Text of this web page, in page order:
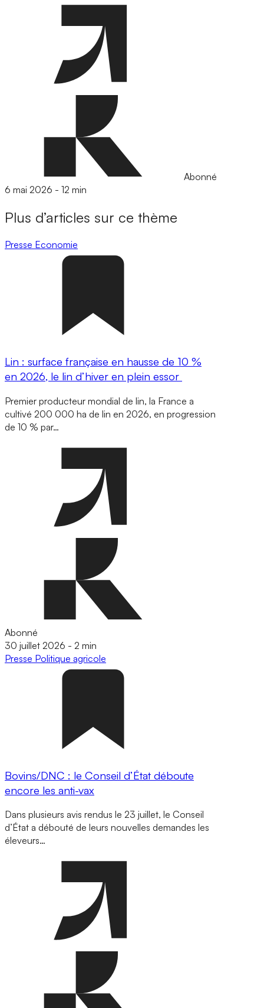
Abonné
6 mai 2026 - 12 min
Plus d’articles sur ce thème
Presse Economie
Lin : surface française en hausse de 10 %
en 2026, le lin d’hiver en plein essor
Premier producteur mondial de lin, la France a
cultivé 200 000 ha de lin en 2026, en progression
de 10 % par…
Abonné
30 juillet 2026 - 2 min
Presse Politique agricole
Bovins/DNC : le Conseil d’État déboute
encore les anti-vax
Dans plusieurs avis rendus le 23 juillet, le Conseil
d’État a débouté de leurs nouvelles demandes les
éleveurs…